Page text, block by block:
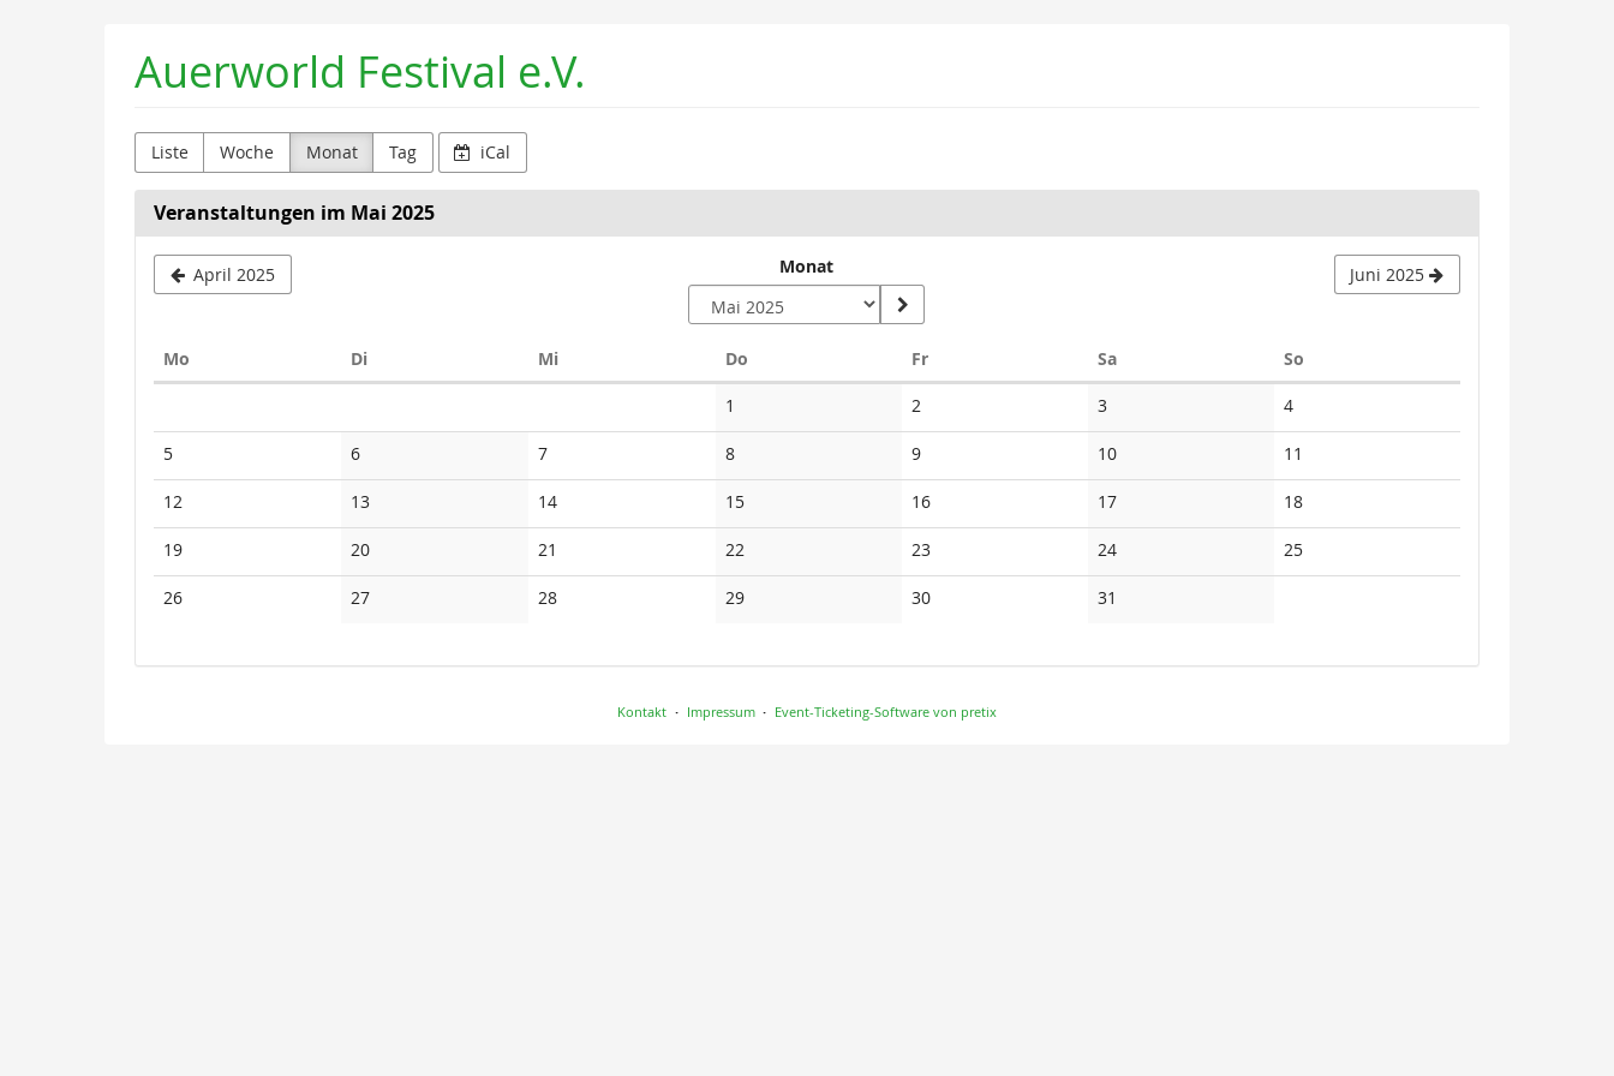
Auerworld Festival e.V.
Liste Woche Monat Tag iCal
Veranstaltungen im Mai 2025
April 2025 Monat Juni 2025
Mo DiDienstag MiMittwoch Do FrFreitag SaSamstag So
1
Veranstaltungen
2
Veranstaltungen
3Keine
Veranstaltungen
4Keine
Veranstaltungen
5Keine
Veranstaltungen
6Keine
Veranstaltungen
7Keine
Veranstaltungen
8Keine
Veranstaltungen
9Keine
Veranstaltungen
10Keine
Veranstaltungen
11
Veranstaltungen
12
Veranstaltungen
13Keine
Veranstaltungen
14Keine
Veranstaltungen
15Keine
Veranstaltungen
16Keine
Veranstaltungen
17Keine
Veranstaltungen
18Keine
Veranstaltungen
19Keine
Veranstaltungen
20Keine
Veranstaltungen
21
Veranstaltungen
22
Veranstaltungen
23Keine
Veranstaltungen
24Keine
Veranstaltungen
25Keine
Veranstaltungen
26Keine
27Keine
28Keine
29Keine
30Keine
31
Kontakt Impressum Event-Ticketing-Software von pretix